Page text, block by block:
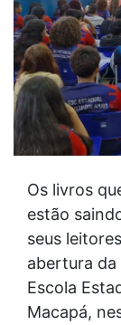
Os livros
estão
seus
abertura da
Escola
Macapá,